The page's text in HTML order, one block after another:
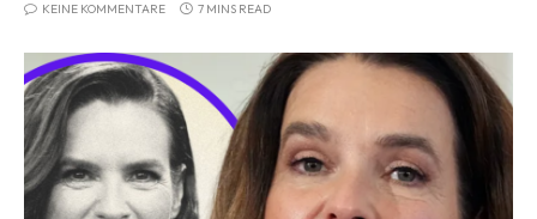
KEINE KOMMENTARE 7 MINS READ